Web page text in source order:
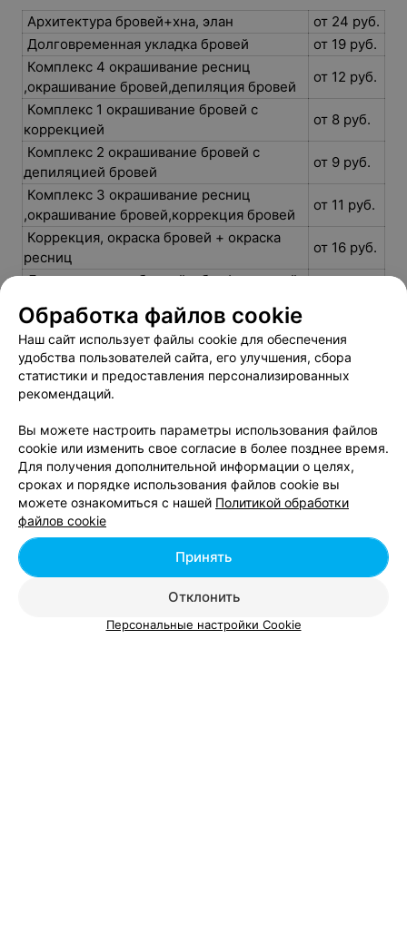
Архитектура бровей+хна, элан
от 24 руб.
Долговременная укладка бровей
от 19 руб.
Комплекс 4 окрашивание ресниц
,окрашивание бровей,депиляция бровей
от 12 руб.
Комплекс 1 окрашивание бровей с
коррекцией
от 8 руб.
Комплекс 2 окрашивание бровей с
депиляцией бровей
от 9 руб.
Комплекс 3 окрашивание ресниц
,окрашивание бровей,коррекция бровей
от 11 руб.
Коррекция, окраска бровей + окраска
ресниц
от 16 руб.
Ламинирование бровей с биофиксацией,
красителем
Моделирование и окраска бровей гель-
краской Elan
от 20 руб.
Окраска бровей
от 6 руб.
Окрашивание бровей
от 4 руб.
Окрашивание бровей краской
от 10 руб.
Окрашивание бровей/ресниц
от 9 руб.
Окрашивание ресниц (хна, элан)
от 18 руб.
Покраска бровей (Elan)
Покраска бровей (Refectocil)
от 7 руб.
Обработка файлов cookie
Наш сайт использует файлы cookie для обеспечения
удобства пользователей сайта, его улучшения, сбора
статистики и предоставления персонализированных
рекомендаций.
Вы можете настроить параметры использования файлов
cookie или изменить свое согласие в более позднее время.
Для получения дополнительной информации о целях,
сроках и порядке использования файлов cookie вы
можете ознакомиться с нашей Политикой обработки
файлов cookie
Отклонить
Принять
Персональные настройки Cookie